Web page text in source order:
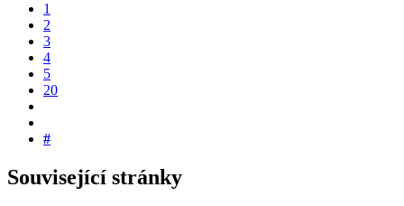
1
2
3
4
5
20
#
Související stránky